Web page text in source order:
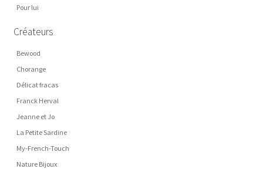
Pour lui
Créateurs
Bewood
Chorange
Délicat fracas
Franck Herval
Jeanne et Jo
La Petite Sardine
My-French-Touch
Nature Bijoux